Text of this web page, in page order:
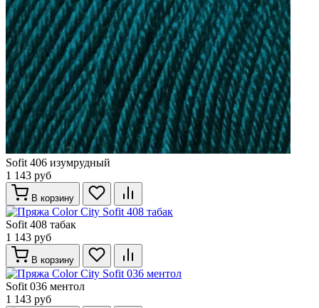
Sofit 406 изумрудный
1 143 руб
В корзину
Sofit 408 табак
1 143 руб
В корзину
Sofit 036 ментол
1 143 руб